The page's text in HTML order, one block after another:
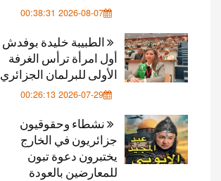
2026-08-07 00:38:31
الطبيبة خليدة بوفدش
أول امرأة ترأس الغرفة
الأولى للبرلمان الجزائري
2026-07-29 00:26:13
نشطاء وحقوقيون
جزائريون في الخارج
يختبرون دعوة تبون
للمعارضين بالعودة